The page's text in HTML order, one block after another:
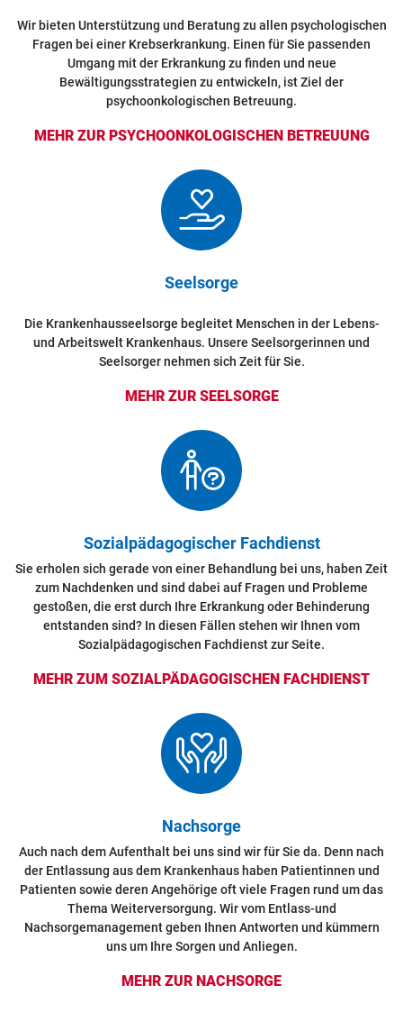
Wir bieten Unterstützung und Beratung zu allen psychologischen
Fragen bei einer Krebserkrankung. Einen für Sie passenden
Umgang mit der Erkrankung zu finden und neue
Bewältigungsstrategien zu entwickeln, ist Ziel der
psychoonkologischen Betreuung.
MEHR ZUR PSYCHOONKOLOGISCHEN BETREUUNG
Seelsorge
Die Krankenhausseelsorge begleitet Menschen in der Lebens-
und Arbeitswelt Krankenhaus. Unsere Seelsorgerinnen und
Seelsorger nehmen sich Zeit für Sie.
MEHR ZUR SEELSORGE
Sozialpädagogischer Fachdienst
Sie erholen sich gerade von einer Behandlung bei uns, haben Zeit
zum Nachdenken und sind dabei auf Fragen und Probleme
gestoßen, die erst durch Ihre Erkrankung oder Behinderung
entstanden sind? In diesen Fällen stehen wir Ihnen vom
Sozialpädagogischen Fachdienst zur Seite.
MEHR ZUM SOZIALPÄDAGOGISCHEN FACHDIENST
Nachsorge
Auch nach dem Aufenthalt bei uns sind wir für Sie da. Denn nach
der Entlassung aus dem Krankenhaus haben Patientinnen und
Patienten sowie deren Angehörige oft viele Fragen rund um das
Thema Weiterversorgung. Wir vom Entlass-und
Nachsorgemanagement geben Ihnen Antworten und kümmern
uns um Ihre Sorgen und Anliegen.
MEHR ZUR NACHSORGE